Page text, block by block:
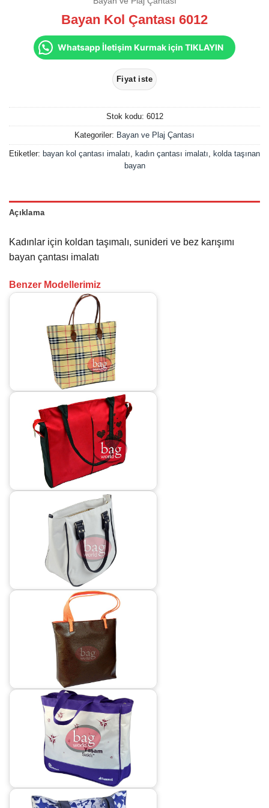
Bayan Kol Çantası 6012
Whatsapp İletişim Kurmak için TIKLAYIN
Stok kodu: 6012
Kategoriler: Bayan ve Plaj Çantası
Etiketler: bayan kol çantası imalatı, kadın çantası imalatı, kolda taşınan
bayan
Açıklama
Kadınlar için koldan taşımalı, sunideri ve bez karışımı
bayan çantası imalatı
Benzer Modellerimiz